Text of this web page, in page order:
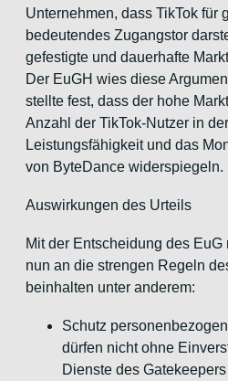
Unternehmen, dass TikTok für
bedeutendes Zugangstor
gefestigte und dauerhafte
Der EuGH wies diese
stellte fest, dass der hohe
Anzahl der TikTok-Nutzer in
Leistungsfähigkeit und das
von ByteDance widerspiegeln.
Auswirkungen des Urteils
Mit der Entscheidung des
nun an die strengen Regeln
beinhalten unter anderem:
Schutz
dürfen nicht ohne
Dienste des